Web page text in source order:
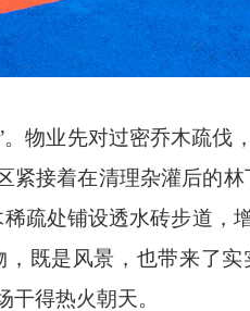
物业先对过密乔木疏伐
紧接着在清理杂灌后的
疏处铺设透水砖步道，
既是风景，也带来了
得热火朝天。